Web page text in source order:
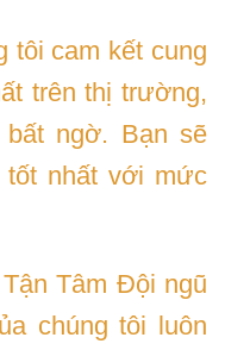
tôi cam kết cung
trên thị trường,
ngờ. Bạn sẽ
nhất với mức
Tâm Đội ngũ
chúng tôi luôn